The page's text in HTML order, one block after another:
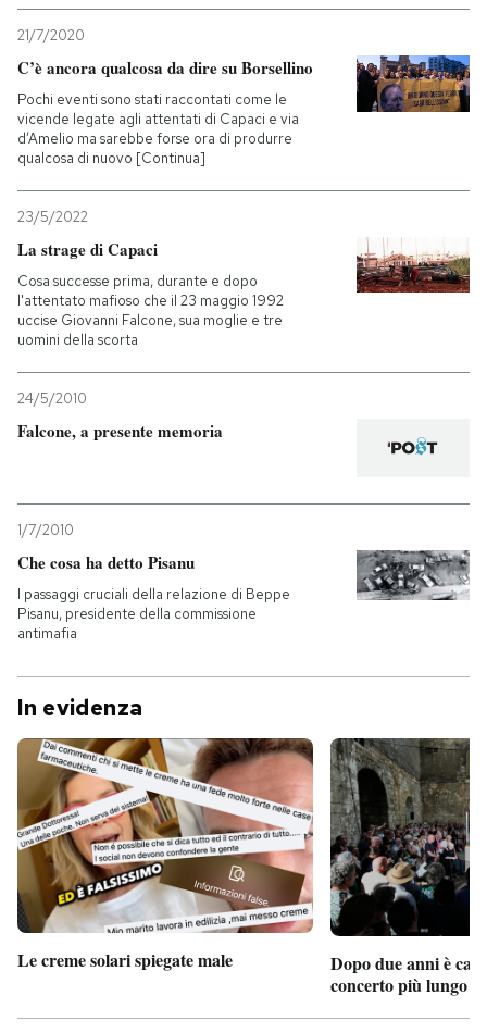
21/7/2020
C’è ancora qualcosa da dire su Borsellino
Pochi eventi sono stati raccontati come le
vicende legate agli attentati di Capaci e via
d’Amelio ma sarebbe forse ora di produrre
qualcosa di nuovo [Continua]
23/5/2022
La strage di Capaci
Cosa successe prima, durante e dopo
l'attentato mafioso che il 23 maggio 1992
uccise Giovanni Falcone, sua moglie e tre
uomini della scorta
24/5/2010
Falcone, a presente memoria
1/7/2010
Che cosa ha detto Pisanu
I passaggi cruciali della relazione di Beppe
Pisanu, presidente della commissione
antimafia
In evidenza
Le creme solari spiegate male
Dopo due anni è
concerto più lungo